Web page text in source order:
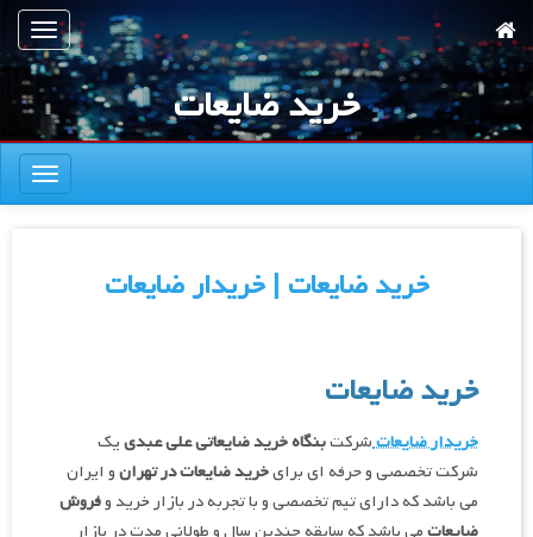
به
محتوای
اصلی
ناوبری
خرید ضایعات
ناوبری
خرید ضایعات | خریدار ضایعات
خرید ضایعات
خریدار ضایعاتشرکتبنگاه خرید ضایعاتی علی عبدییک
شرکت تخصصی و حرفه ای برایخرید ضایعات در تهرانو ایران
می باشد که دارای تیم تخصصی و با تجربه در بازار خرید وفروش